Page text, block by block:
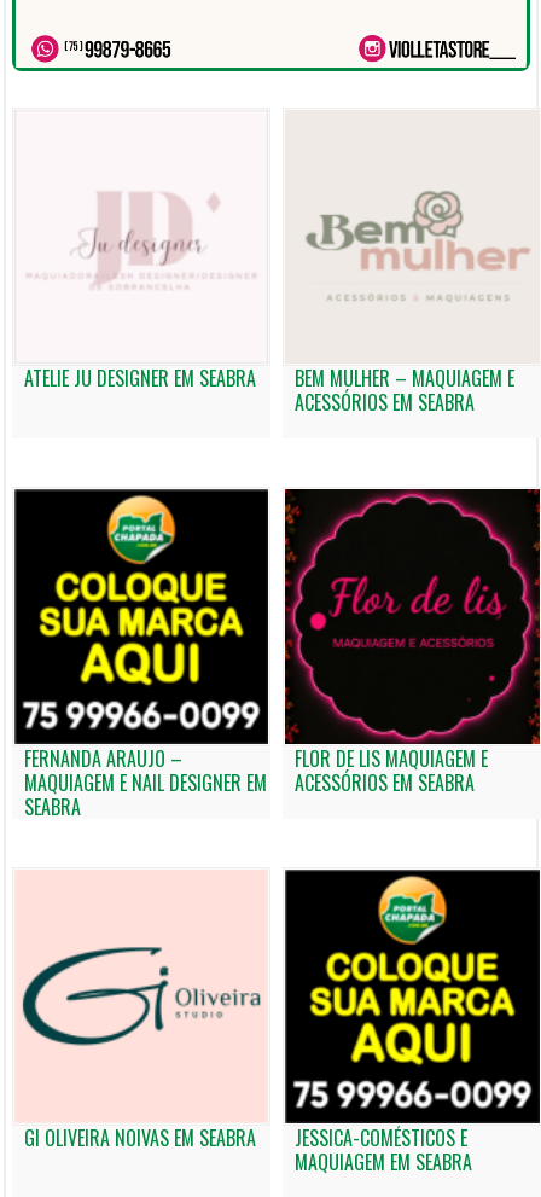
ATELIE JU DESIGNER EM SEABRA
BEM MULHER – MAQUIAGEM E
ACESSÓRIOS EM SEABRA
FERNANDA ARAUJO –
MAQUIAGEM E NAIL DESIGNER EM
SEABRA
FLOR DE LIS MAQUIAGEM E
ACESSÓRIOS EM SEABRA
GI OLIVEIRA NOIVAS EM SEABRA
JESSICA-COMÉSTICOS E
MAQUIAGEM EM SEABRA